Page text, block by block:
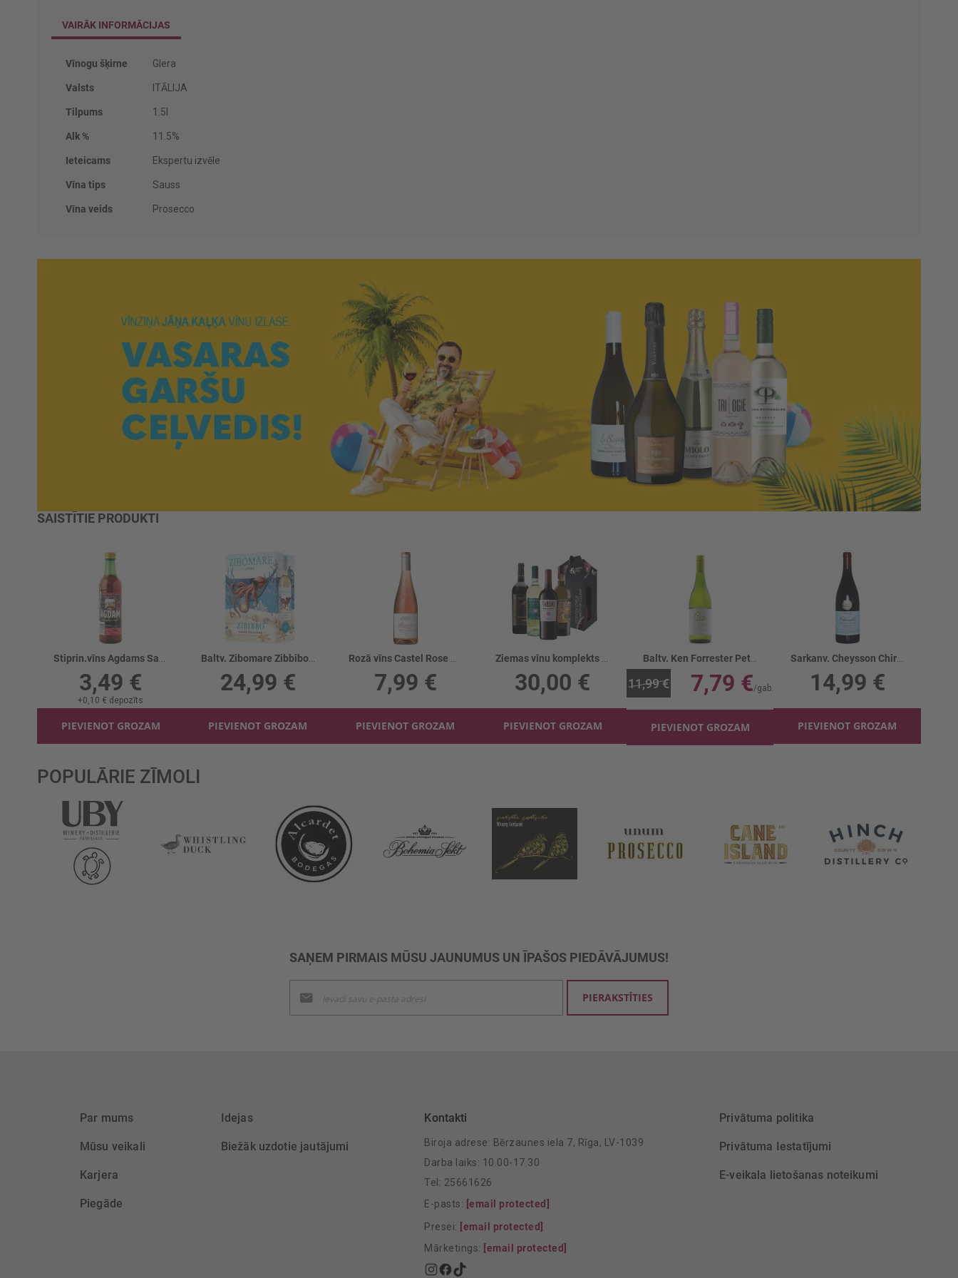
VAIRĀK INFORMĀCIJAS
Vairāk
Vīnogu šķirne Glera
Valsts ITĀLIJA
Tilpums 1.5l
Alk % 11.5%
Ieteicams Ekspertu izvēle
Vīna tips Sauss
Vīna veids Prosecco
SAISTĪTIE PRODUKTI
Stiprin.vīns Agdams Sarkans 19%
3,49 €
+0,10 € depozīts
PIEVIENOT GROZAM
Baltv. Zibomare Zibbibo 12% BIB
24,99 €
PIEVIENOT GROZAM
Rozā vīns Castel Rose D'anjou 10.5%
7,99 €
PIEVIENOT GROZAM
Ziemas vīnu komplekts 4gb
30,00 €
PIEVIENOT GROZAM
Baltv. Ken Forrester Petit Chenin 15%
11,99 € 7,79 €
PIEVIENOT GROZAM
Sarkanv. Cheysson Chiroubles 13%
14,99 €
PIEVIENOT GROZAM
POPULĀRIE ZĪMOLI
SAŅEM PIRMAIS MŪSU JAUNUMUS UN ĪPAŠOS PIEDĀVĀJUMUS!
jaunumu
saņemšanai:
PIERAKSTĪTIES
Par mums
Mūsu veikali
Karjera
Piegāde
Idejas
Biežāk uzdotie jautājumi
Kontakti
Biroja adrese: Bērzaunes iela 7, Rīga, LV-1039
Darba laiks: 10.00-17.30
Tel: 25661626
E-pasts: [email protected]
Presei: [email protected]
Mārketings: [email protected]
Privātuma politika
Privātuma Iestatījumi
E-veikala lietošanas noteikumi